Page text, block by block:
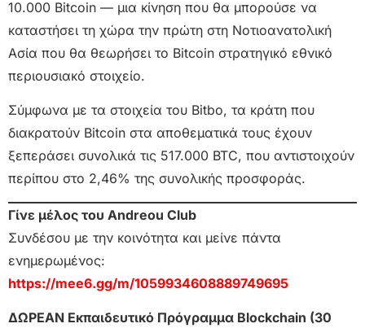
10.000 Bitcoin — μια κίνηση που θα μπορούσε να
καταστήσει τη χώρα την πρώτη στη Νοτιοανατολική
Ασία που θα θεωρήσει το Bitcoin στρατηγικό εθνικό
περιουσιακό στοιχείο.
Σύμφωνα με τα στοιχεία του Bitbo, τα κράτη που
διακρατούν Bitcoin στα αποθεματικά τους έχουν
ξεπεράσει συνολικά τις 517.000 BTC, που αντιστοιχούν
περίπου στο 2,46% της συνολικής προσφοράς.
Γίνε μέλος του Andreou Club
Συνδέσου με την κοινότητα και μείνε πάντα
ενημερωμένος:
https://mee6.gg/m/1059934608889749695
ΔΩΡΕΑΝ Εκπαιδευτικό Πρόγραμμα Blockchain (30